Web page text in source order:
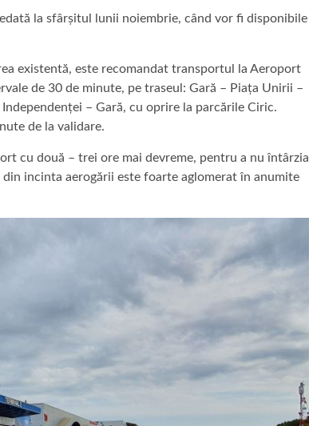
la sfârșitul lunii noiembrie, când vor fi disponibile
existentă, este recomandat transportul la Aeroport
de 30 de minute, pe traseul: Gară – Piața Unirii –
– Gară, cu oprire la parcările Ciric.
de la validare.
cu două – trei ore mai devreme, pentru a nu întârzia
incinta aerogării este foarte aglomerat în anumite